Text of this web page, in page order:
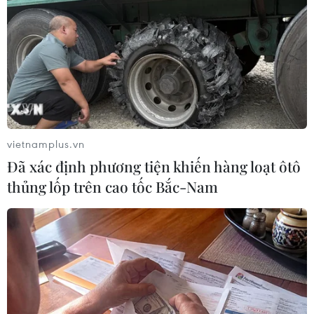
nhiều hơn đến các cuộc điều tra của Biden, điều mà
luật sư riêng của Tổng thống Trump là Giuliani đang gia
tăng sức ép.”
vietnamplus.vn
Đã xác định phương tiện khiến hàng loạt ôtô
thủng lốp trên cao tốc Bắc-Nam